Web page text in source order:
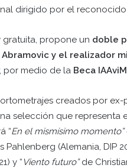
dirigido por el
propone un doble
y el realizador
por medio de la Beca
creados por
selección que representa
“En el mismísimo momento”
Pahlenberg (Alemania, DIP
y “ Viento futuro”de